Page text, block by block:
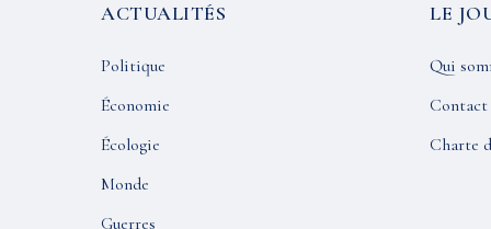
ACTUALITÉS
Politique
Économie
Écologie
Monde
Guerres
LE
Qui
Contact
Charte